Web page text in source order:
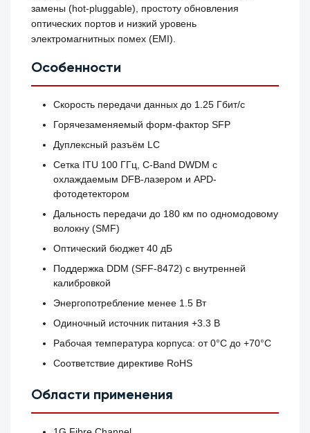
замены (hot-pluggable), простоту обновления
оптических портов и низкий уровень
электромагнитных помех (EMI).
Особенности
Скорость передачи данных до 1.25 Гбит/с
Горячезаменяемый форм-фактор SFP
Дуплексный разъём LC
Сетка ITU 100 ГГц, C-Band DWDM с
охлаждаемым DFB-лазером и APD-
фотодетектором
Дальность передачи до 180 км по одномодовому
волокну (SMF)
Оптический бюджет 40 дБ
Поддержка DDM (SFF-8472) с внутренней
калибровкой
Энергопотребление менее 1.5 Вт
Одиночный источник питания +3.3 В
Рабочая температура корпуса: от 0°C до +70°C
Соответствие директиве RoHS
Области применения